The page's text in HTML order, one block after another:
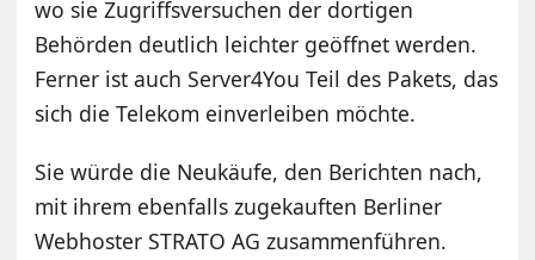
wo sie Zugriffsversuchen der dortigen
Behörden deutlich leichter geöffnet werden.
Ferner ist auch Server4You Teil des Pakets, das
sich die Telekom einverleiben möchte.
Sie würde die Neukäufe, den Berichten nach,
mit ihrem ebenfalls zugekauften Berliner
Webhoster STRATO AG zusammenführen.